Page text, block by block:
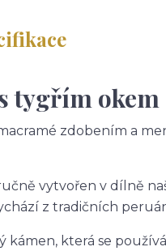
tygřím okem
zdobením a
vytvořen v dílně
z tradičních
kámen, která se